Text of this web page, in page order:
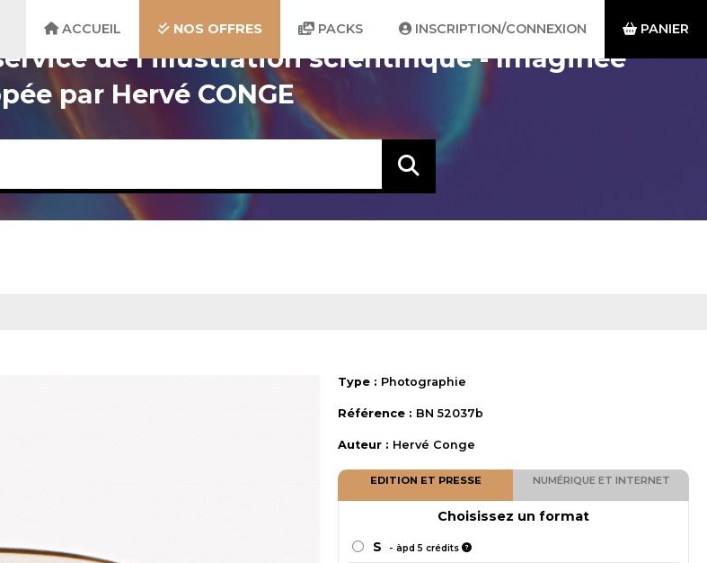
ACCUEIL NOS OFFRES PACKS INSCRIPTION/CONNEXION PANIER
de l’illustration scientifique - Imaginée
par Hervé CONGE
Type : Photographie
Référence : BN 52037b
Auteur : Hervé Conge
EDITION ET PRESSE NUMÉRIQUE ET INTERNET
Choisissez un format
S
- àpd 5 crédits